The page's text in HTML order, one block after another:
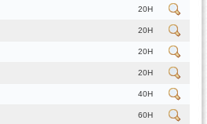
20H
20H
20H
20H
40H
60H